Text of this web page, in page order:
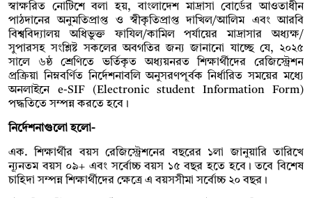
স্বাক্ষরিত নোটিশে বলা হয়, বাংলাদেশ মাদ্রাসা বোর্ডের আওতাধীন
পাঠদানের অনুমতিপ্রাপ্ত ও স্বীকৃতিপ্রাপ্ত দাখিল/আলিম এবং আরবি
বিশ্ববিদ্যালয় অধিভুক্ত ফাযিল/কামিল পর্যায়ের মাদ্রাসার অধ্যক্ষ/
সুপারসহ সংশ্লিষ্ট সকলের অবগতির জন্য জানানো যাচ্ছে যে, ২০২৫
সালে ৬ষ্ঠ শ্রেণিতে ভর্তিকৃত অধ্যয়নরত শিক্ষার্থীদের রেজিস্ট্রেশন
প্রক্রিয়া নিম্নবর্ণিত নির্দেশনাবলি অনুসরণপূর্বক নির্ধারিত সময়ের মধ্যে
অনলাইনে e-SIF (Electronic student Information Form)
পদ্ধতিতে সম্পন্ন করতে হবে।
নির্দেশনাগুলো হলো-
এক. শিক্ষার্থীর বয়স রেজিস্ট্রেশনের বছরের ১লা জানুয়ারি তারিখে
ন্যূনতম বয়স ০৯+ এবং সর্বোচ্চ বয়স ১৫ বছর হতে হবে। তবে বিশেষ
চাহিদা সম্পন্ন শিক্ষার্থীদের ক্ষেত্রে এ বয়সসীমা সর্বোচ্চ ২০ বছর।